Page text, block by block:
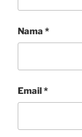
Nama *
Email*